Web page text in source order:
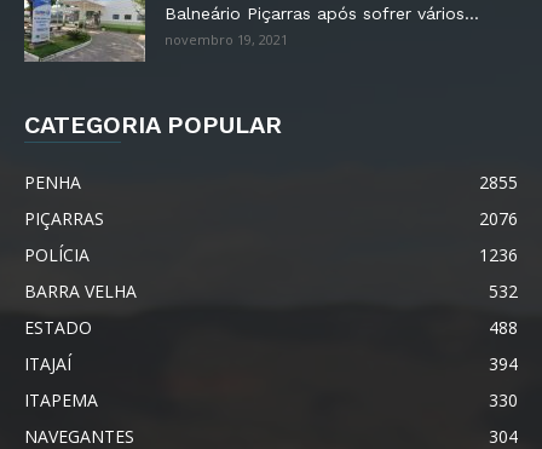
Balneário Piçarras após sofrer vários...
novembro 19, 2021
CATEGORIA POPULAR
PENHA
2855
PIÇARRAS
2076
POLÍCIA
1236
BARRA VELHA
532
ESTADO
488
ITAJAÍ
394
ITAPEMA
330
NAVEGANTES
304